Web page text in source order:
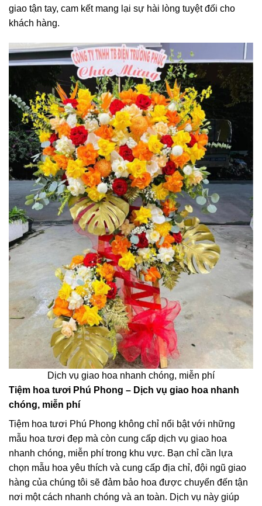
giao tận tay, cam kết mang lại sự hài lòng tuyệt đối cho
khách hàng.
Dịch vụ giao hoa nhanh chóng, miễn phí
Tiệm hoa tươi Phú Phong – Dịch vụ giao hoa nhanh
chóng, miễn phí
Tiệm hoa tươi Phú Phong không chỉ nổi bật với những
mẫu hoa tươi đẹp mà còn cung cấp dịch vụ giao hoa
nhanh chóng, miễn phí trong khu vực. Bạn chỉ cần lựa
chọn mẫu hoa yêu thích và cung cấp địa chỉ, đội ngũ giao
hàng của chúng tôi sẽ đảm bảo hoa được chuyển đến tận
nơi một cách nhanh chóng và an toàn. Dịch vụ này giúp